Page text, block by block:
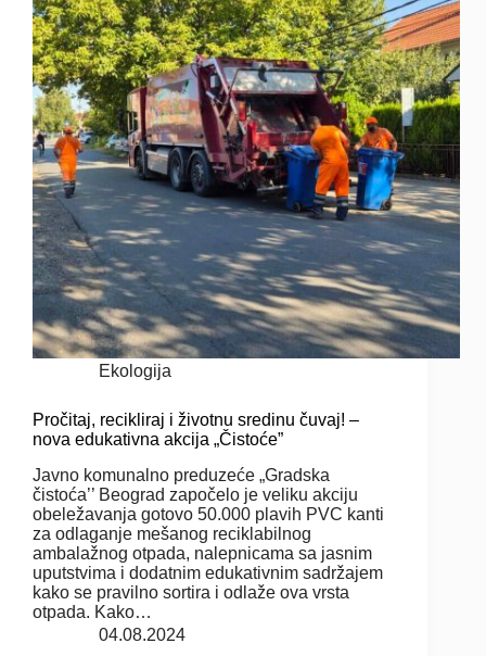
Ekologija
Pročitaj, recikliraj i životnu sredinu čuvaj! –
nova edukativna akcija „Čistoće”
Javno komunalno preduzeće „Gradska
čistoća’’ Beograd započelo je veliku akciju
obeležavanja gotovo 50.000 plavih PVC kanti
za odlaganje mešanog reciklabilnog
ambalažnog otpada, nalepnicama sa jasnim
uputstvima i dodatnim edukativnim sadržajem
kako se pravilno sortira i odlaže ova vrsta
otpada. Kako…
04.08.2024